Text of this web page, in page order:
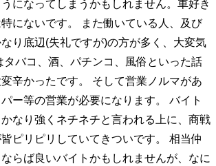
になってしまうかもしれません。車好き
にないです。 また働いている人、及び
り底辺(失礼ですが)の方が多く、大変気
タバコ、酒、パチンコ、風俗といった話
辛かったです。 そして営業ノルマがあ
ー等の営業が必要になります。 バイト
なり強くネチネチと言われる上に、商戦
ピリピリしていてきついです。 相当仲
らば良いバイトかもしれませんが、なに